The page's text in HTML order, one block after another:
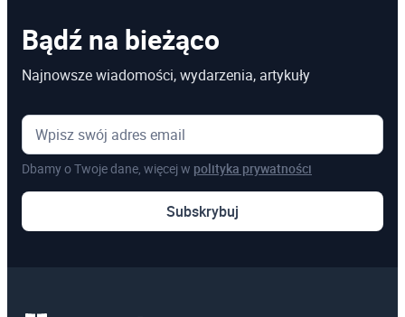
Bądź na bieżąco
Najnowsze wiadomości, wydarzenia, artykuły
Dbamy o Twoje dane, więcej w polityka prywatności
Subskrybuj